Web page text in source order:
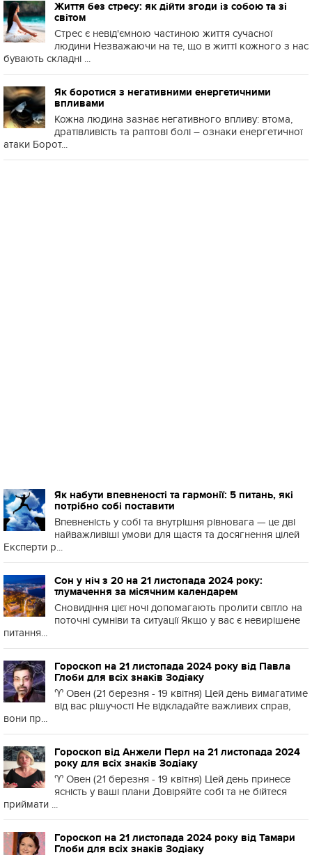
Життя без стресу: як дійти згоди із собою та зі
світом
Стрес є невід'ємною частиною життя сучасної
людини Незважаючи на те, що в житті кожного з нас
бувають складні ...
Як боротися з негативними енергетичними
впливами
Кожна людина зазнає негативного впливу: втома,
дратівливість та раптові болі – ознаки енергетичної
атаки Борот...
Як набути впевненості та гармонії: 5 питань, які
потрібно собі поставити
Впевненість у собі та внутрішня рівновага — це дві
найважливіші умови для щастя та досягнення цілей
Експерти р...
Сон у ніч з 20 на 21 листопада 2024 року:
тлумачення за місячним календарем
Сновидіння цієї ночі допомагають пролити світло на
поточні сумніви та ситуації Якщо у вас є невирішене
питання...
Гороскоп на 21 листопада 2024 року від Павла
Глоби для всіх знаків Зодіаку
♈️ Овен (21 березня - 19 квітня) Цей день вимагатиме
від вас рішучості Не відкладайте важливих справ,
вони пр...
Гороскоп від Анжели Перл на 21 листопада 2024
року для всіх знаків Зодіаку
♈️ Овен (21 березня - 19 квітня) Цей день принесе
ясність у ваші плани Довіряйте собі та не бійтеся
приймати ...
Гороскоп на 21 листопада 2024 року від Тамари
Глоби для всіх знаків Зодіаку